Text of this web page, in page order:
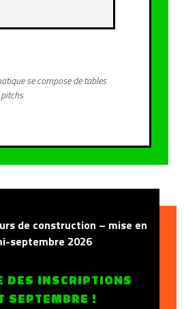
se compose de tables
de construction – mise en
septembre 2026
DES INSCRIPTIONS
SEPTEMBRE !